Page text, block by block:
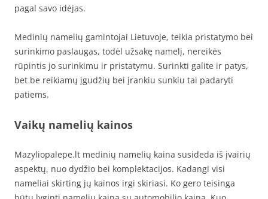
pagal savo idėjas.
Medinių namelių gamintojai Lietuvoje, teikia pristatymo bei
surinkimo paslaugas, todėl užsakę namelį, nereikės
rūpintis jo surinkimu ir pristatymu. Surinkti galite ir patys,
bet be reikiamų įgudžių bei įrankiu sunkiu tai padaryti
patiems.
Vaikų namelių kainos
Mazyliopalepe.lt medinių namelių kaina susideda iš įvairių
aspektų, nuo dydžio bei komplektacijos. Kadangi visi
nameliai skirting jų kainos irgi skiriasi. Ko gero teisinga